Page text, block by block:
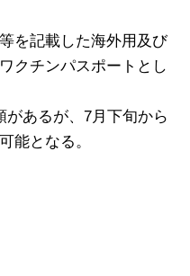
を記載した海外用及び
クチンパスポートとし
あるが、7月下旬から
能となる。